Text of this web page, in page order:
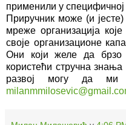
применили у специфичној
Приручник може (и
мреже организација
своје организационе
Они који желе да брзо
користећи стручна знања
развој могу да ми